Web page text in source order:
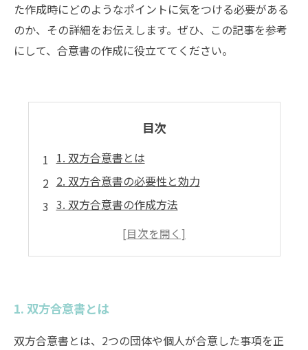
た作成時にどのようなポイントに気をつける必要がある
のか、その詳細をお伝えします。ぜひ、この記事を参考
にして、合意書の作成に役立ててください。
目次
1. 双方合意書とは
2. 双方合意書の必要性と効力
3. 双方合意書の作成方法
5. 双方合意書作成に必要な情報とポイント
1. 双方合意書とは
双方合意書とは、2つの団体や個人が合意した事項を正